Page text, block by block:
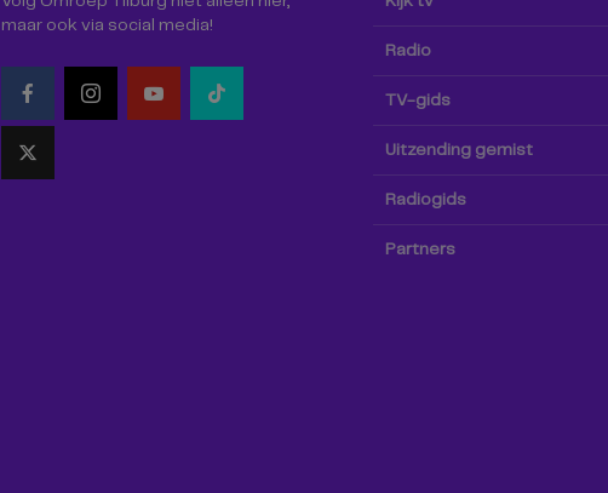
maar ook via social media!
Radio
TV-gids
Uitzending gemist
Radiogids
Partners